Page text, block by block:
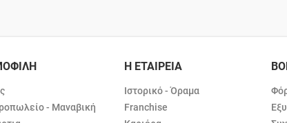
- Μαναβική
Η ΕΤΑΙΡΕΙΑ
Ιστορικό - Όραμα
Franchise